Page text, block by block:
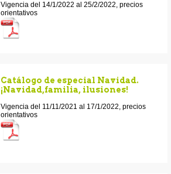
Vigencia del 14/1/2022 al 25/2/2022, precios
orientativos
Catálogo de especial Navidad.
¡Navidad,familia, ilusiones!
Vigencia del 11/11/2021 al 17/1/2022, precios
orientativos